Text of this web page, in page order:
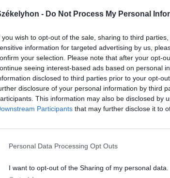
- Do Not Process My Personal
you wish to opt-out of the sale, sharing to third
information for targeted advertising by us,
your selection. Please note that after your opt-
seeing interest-based ads based on personal
disclosed to third parties prior to your opt-
disclosure of your personal information by third
This information may also be disclosed by
Participants that may further disclose it to
Personal Data Processing Opt Outs
I want to opt-out of the Sharing of my personal data.
kedden reggel.
kipróbálták
amelyet
önkéntes tűzoltók.